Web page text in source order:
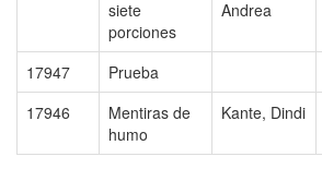
siete
porciones
Andrea
17947
Prueba
17946
Mentiras de
humo
Kante, Dindi